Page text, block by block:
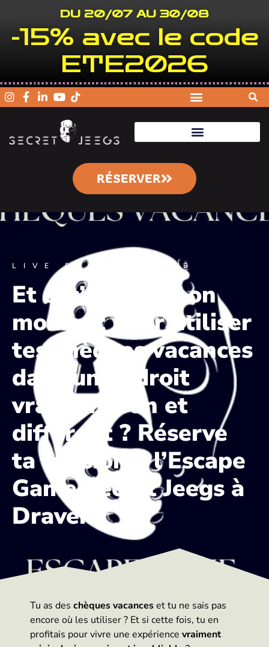
DU 20/07 AU 30/08
-15% avec le code
ETE2026
RÉSERVER
LIVE ESCAPE GAME
Et si c’était le bon
moment pour utiliser
tes chèques vacances
dans un endroit
vraiment fun et
différent ? Réserve
ta mission à l’Escape
Game Secret Jeegs à
Draveil !
Tu as des chèques vacanceset tu ne sais pas
encore où les utiliser ? Et si cette fois, tu en
profitais pour vivre une expérience vraiment